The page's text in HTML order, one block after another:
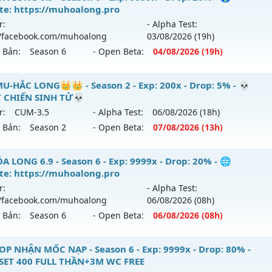
loại: Mu Nguyên bản Webzen
Mega-Anti
mới ra tháng 08 2026 - Mở máy chủ MU Hải Long
200x - Drop: 30%
loại: Mu Nguyên bản Webzen
VietGuard
https://muhoalong.pro
muhoalong
- Alpha Test:
03/08/2026(19h)
Season 6 - Open Beta: 04/08/2026 (19h)
LONG 6.9 - 🌍 Website: https://muhoalong.pro
ra tháng 08 2026 - Mở máy chủhttps://facebook.com/
08/2626
Non Reset
Mu Nguyên bản Webzen
XShield
HẮC LONG👑👑 - Season 2 - Exp: 200x - Drop: 5% - 💀
CHIẾN SINH TỬ💀
CUM-3.5 - Alpha Test: 06/08/2026 (18h)
Season 2 - Open Beta: 07/08/2026 (13h)
HẮC LONG👑👑 - 💀QUYẾT CHIẾN SINH TỬ💀
mới ra tháng 08 2026 - Mở máy chủ CUM-3.5
200x - Drop: 5%
loại: Mu Nguyên bản Webzen
LONG 6.9 - Season 6 - Exp: 9999x - Drop: 20% - 🌐
https://muhoalong.pro
muhoalong
- Alpha Test:
06/08/2026(08h)
Season 6 - Open Beta: 06/08/2026 (08h)
LONG 6.9 - 🌐 Website: https://muhoalong.pro
NHẬN MỐC NẠP - Season 6 - Exp: 9999x - Drop: 80% -
400 FULL THẦN+3M WC FREE